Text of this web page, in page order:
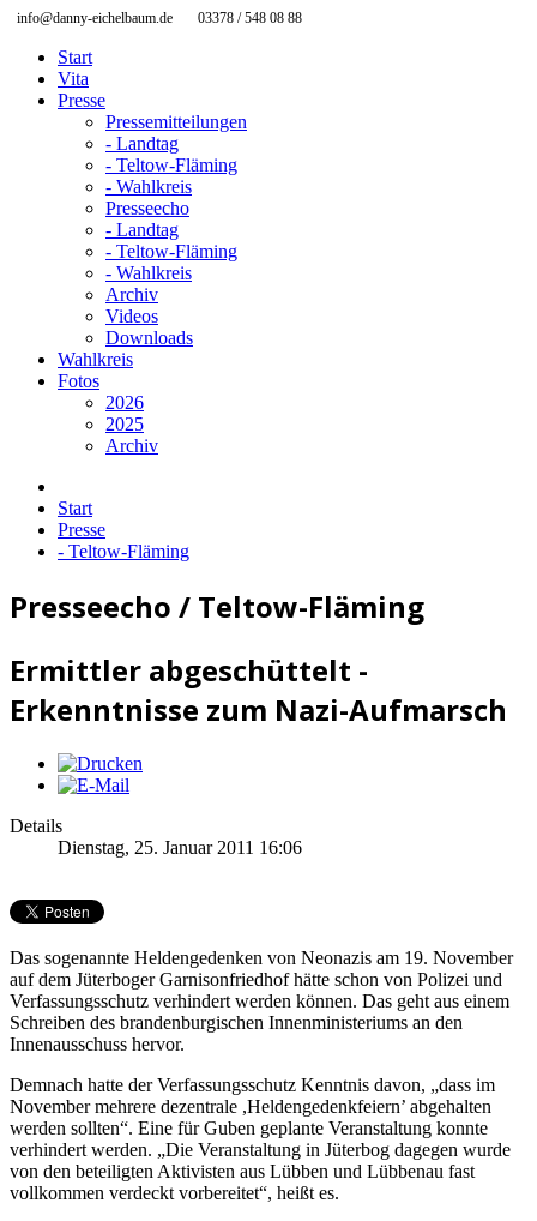
info@danny-eichelbaum.de 03378 / 548 08 88
Start
Vita
Presse
Pressemitteilungen
- Landtag
- Teltow-Fläming
- Wahlkreis
Presseecho
- Landtag
- Teltow-Fläming
- Wahlkreis
Archiv
Videos
Downloads
Wahlkreis
Fotos
2026
2025
Archiv
Start
Presse
- Teltow-Fläming
Presseecho / Teltow-Fläming
Ermittler abgeschüttelt -
Erkenntnisse zum Nazi-Aufmarsch
Details
Dienstag, 25. Januar 2011 16:06
Das sogenannte Heldengedenken von Neonazis am 19. November
auf dem Jüterboger Garnisonfriedhof hätte schon von Polizei und
Verfassungsschutz verhindert werden können. Das geht aus einem
Schreiben des brandenburgischen Innenministeriums an den
Innenausschuss hervor.
Demnach hatte der Verfassungsschutz Kenntnis davon, „dass im
November mehrere dezentrale ,Heldengedenkfeiern’ abgehalten
werden sollten“. Eine für Guben geplante Veranstaltung konnte
verhindert werden. „Die Veranstaltung in Jüterbog dagegen wurde
von den beteiligten Aktivisten aus Lübben und Lübbenau fast
vollkommen verdeckt vorbereitet“, heißt es.